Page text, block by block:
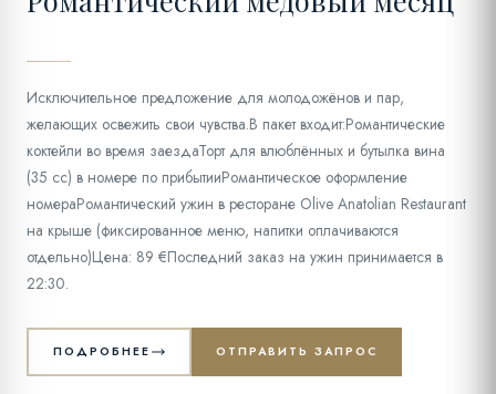
Исключительное предложение для молодожёнов и пар,
желающих освежить свои чувства.В пакет входит:Романтические
коктейли во время заездаТорт для влюблённых и бутылка вина
(35 cc) в номере по прибытииРомантическое оформление
номераРомантический ужин в ресторане Olive Anatolian Restaurant
на крыше (фиксированное меню, напитки оплачиваются
отдельно)Цена: 89 €Последний заказ на ужин принимается в
22:30.
ПОДРОБНЕЕ ОТПРАВИТЬ ЗАПРОС